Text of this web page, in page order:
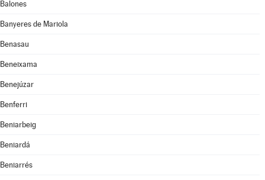
Balones
Banyeres de Mariola
Benasau
Beneixama
Benejúzar
Benferri
Beniarbeig
Beniardá
Beniarrés